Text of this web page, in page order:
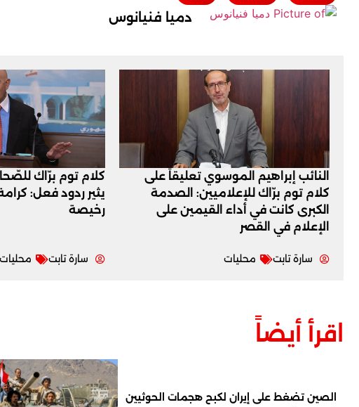
دميا فنيانوس
النائب إبراهيم الموسوي تعليقاً على
كلام توم برّاك للإعلاميين: الصدمة
الكبرى كانت في أداء القيمين على
‏الإعلام في القصر
سارة تابت محليات
كلام توم برّاك
يثير ردود فعل:
رخيصة
سارة تابت محليات
اقرأ أيضاً
الصين تضغط على إيران لكبح هجمات الحوثيين